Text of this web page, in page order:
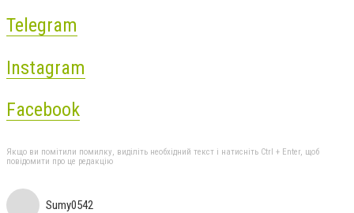
Telegram
Instagram
Facebook
Якщо ви помітили помилку, виділіть необхідний текст і натисніть Ctrl + Enter, щоб
повідомити про це редакцію
Sumy0542